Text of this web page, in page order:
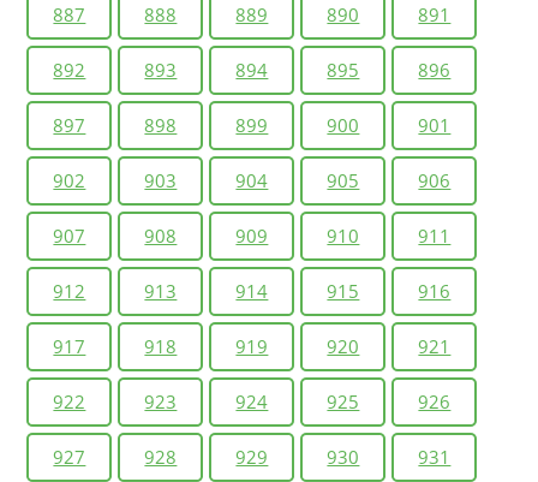
887 888 889 890 891
892 893 894 895 896
897 898 899 900 901
902 903 904 905 906
907 908 909 910 911
912 913 914 915 916
917 918 919 920 921
922 923 924 925 926
927 928 929 930 931